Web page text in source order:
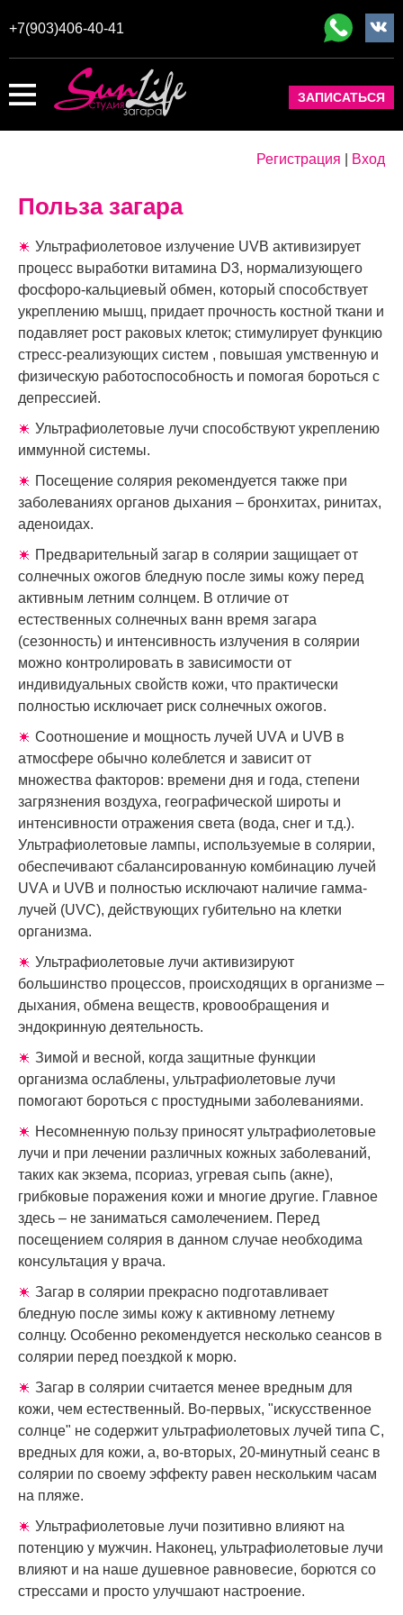
+7(903)406-40-41
ЗАПИСАТЬСЯ
Регистрация Вход
Польза загара
Ультрафиолетовое излучение UVB активизирует
процесс выработки витамина D3, нормализующего
фосфоро-кальциевый обмен, который способствует
укреплению мышц, придает прочность костной ткани и
подавляет рост раковых клеток; стимулирует функцию
стресс-реализующих систем , повышая умственную и
физическую работоспособность и помогая бороться с
депрессией.
Ультрафиолетовые лучи способствуют укреплению
иммунной системы.
Посещение солярия рекомендуется также при
заболеваниях органов дыхания – бронхитах, ринитах,
аденоидах.
Предварительный загар в солярии защищает от
солнечных ожогов бледную после зимы кожу перед
активным летним солнцем. В отличие от
естественных солнечных ванн время загара
(сезонность) и интенсивность излучения в солярии
можно контролировать в зависимости от
индивидуальных свойств кожи, что практически
полностью исключает риск солнечных ожогов.
Соотношение и мощность лучей UVА и UVB в
атмосфере обычно колеблется и зависит от
множества факторов: времени дня и года, степени
загрязнения воздуха, географической широты и
интенсивности отражения света (вода, снег и т.д.).
Ультрафиолетовые лампы, используемые в солярии,
обеспечивают сбалансированную комбинацию лучей
UVА и UVB и полностью исключают наличие гамма-
лучей (UVC), действующих губительно на клетки
организма.
Ультрафиолетовые лучи активизируют
большинство процессов, происходящих в организме –
дыхания, обмена веществ, кровообращения и
эндокринную деятельность.
Зимой и весной, когда защитные функции
организма ослаблены, ультрафиолетовые лучи
помогают бороться с простудными заболеваниями.
Несомненную пользу приносят ультрафиолетовые
лучи и при лечении различных кожных заболеваний,
таких как экзема, псориаз, угревая сыпь (акне),
грибковые поражения кожи и многие другие. Главное
здесь – не заниматься самолечением. Перед
посещением солярия в данном случае необходима
консультация у врача.
Загар в солярии прекрасно подготавливает
бледную после зимы кожу к активному летнему
солнцу. Особенно рекомендуется несколько сеансов в
солярии перед поездкой к морю.
Загар в солярии считается менее вредным для
кожи, чем естественный. Во-первых, "искусственное
солнце" не содержит ультрафиолетовых лучей типа С,
вредных для кожи, а, во-вторых, 20-минутный сеанс в
солярии по своему эффекту равен нескольким часам
на пляже.
Ультрафиолетовые лучи позитивно влияют на
потенцию у мужчин. Наконец, ультрафиолетовые лучи
влияют и на наше душевное равновесие, борются со
стрессами и просто улучшают настроение.